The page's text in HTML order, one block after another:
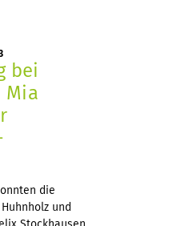
bei
Mia
die
und